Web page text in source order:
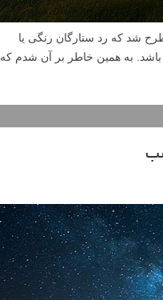
شد که رد ستارگان رنگی یا
به همین خاطر بر آن شدم که